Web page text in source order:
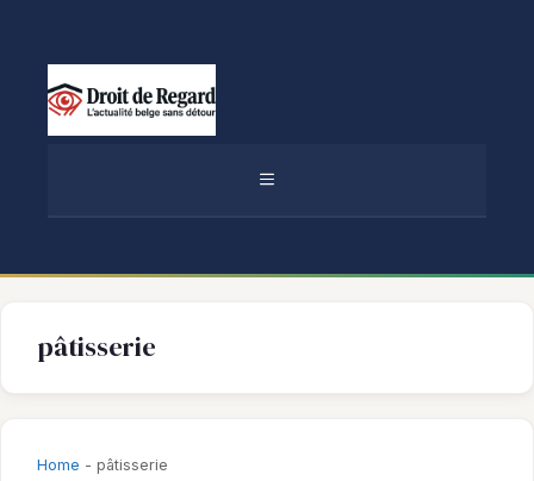
MENU
pâtisserie
Home - pâtisserie